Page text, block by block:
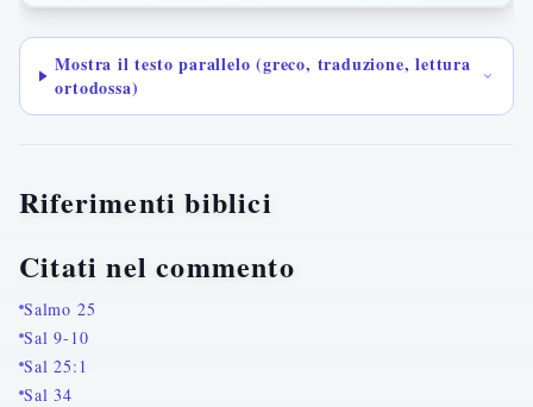
Mostra il testo parallelo (greco, traduzione, lettura
ortodossa)
Riferimenti biblici
Citati nel commento
Salmo 25
Sal 9-10
Sal 25:1
Sal 34